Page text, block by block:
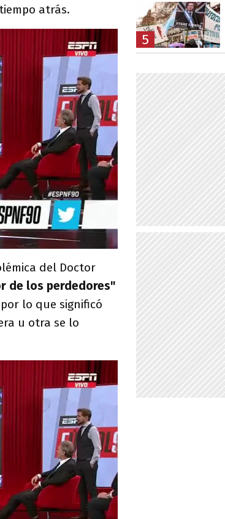
atrás.
del Doctor
de los perdedores"
lo que significó
u otra se lo
5